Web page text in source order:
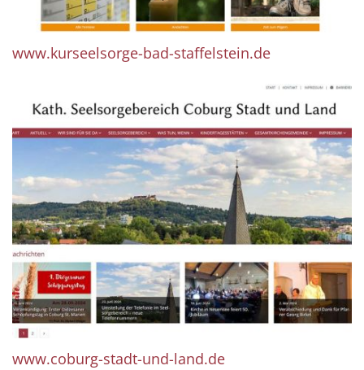
www.kurseelsorge-bad-staffelstein.de
www.coburg-stadt-und-land.de